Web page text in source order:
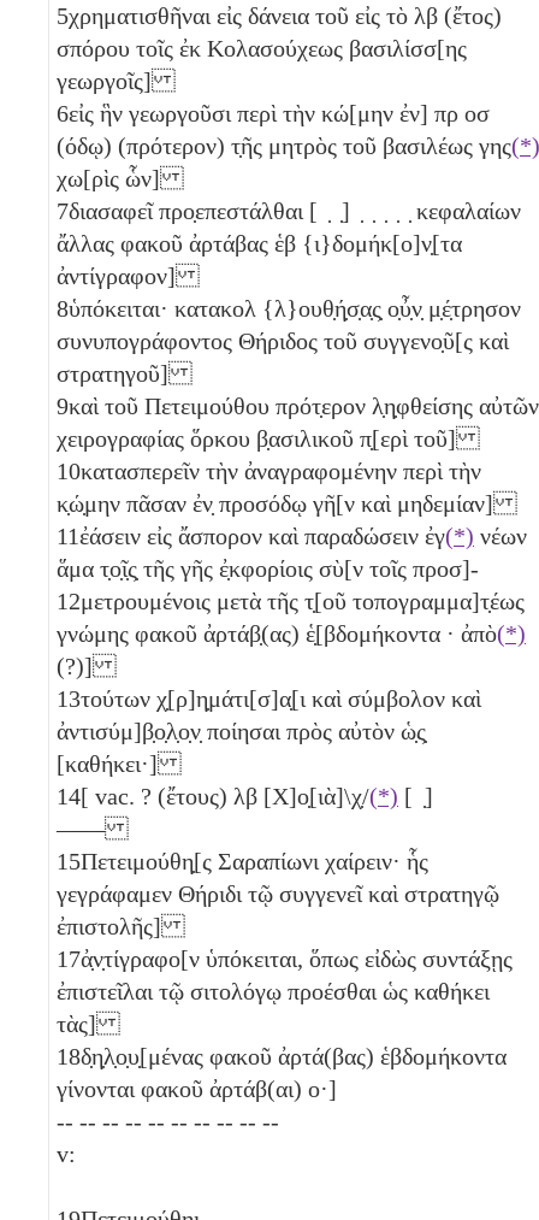
5χρηματισθῆναι εἰς δάνεια τοῦ εἰς τὸ λβ (ἔτος)
σπόρου τοῖς ἐκ Κολασούχεως βασιλίσσ[ης
γεωργοῖς]
6εἰς ἣν γεωργοῦσι περὶ τὴν κώ[μην ἐν] πρ οσ
(όδῳ) (πρότερον) τ̣ῆς μητρὸς τοῦ βασιλέως γης(*)
χω[ρὶς ὧν]
7διασαφεῖ προ̣επεστάλθαι [ ̣ ̣] ̣ ̣ ̣ ̣ ̣ κεφαλαίων
ἄλλας φακοῦ ἀρτάβας ἑβ {ι}δομήκ[ο]ν̣[τα
ἀντίγραφον]
8ὑπόκειται· κατακολ {λ}ουθ̣ή̣σ̣α̣ς̣ ο̣ὖ̣ν̣ μ̣έ̣τρησον
συνυπογράφοντος Θήριδος τοῦ συγγενο̣ῦ[ς καὶ
στρατηγοῦ]
9καὶ τοῦ Πετειμούθου πρότ̣ερον λ̣η̣φθείσης αὐτῶν
χειρογραφίας ὅρκου β̣ασιλικοῦ π̣[ερὶ τοῦ]
10κατασπερεῖν τὴν ἀναγραφομένην περὶ τὴν
κ̣ώ̣μην πᾶσαν ἐν̣ προσόδῳ γῆ[ν καὶ μηδεμίαν]
11ἐάσειν εἰς ἄσπορον καὶ παραδώσειν ἐγ(*) νέων
ἅμα τ̣ο̣ῖ̣ς̣ τῆς γῆς ἐ̣κφορίοις σὺ[ν τοῖς προσ]-
12μετρουμένοις μετὰ τῆς τ̣[οῦ τοπογραμμα]τ̣έως
γνώμης φακοῦ ἀρτάβ̣(ας) ἑ̣[βδομήκοντα · ἀπὸ(*)
(?)]
13τούτων χ̣[ρ]η̣μάτι[σ]α̣[ι καὶ σύμβολον καὶ
ἀντισύμ]β̣ο̣λ̣ο̣ν̣ ποίησαι πρὸς αὐτὸν ὡ̣ς̣
[καθήκει·]
14[ vac. ? (ἔτους) λβ [Χ]ο̣[ιὰ]\χ̣/(*) [ ̣]
——
15Πετειμούθη̣[ς Σαραπίωνι χαίρειν· ἧς
γεγράφαμεν Θήριδι τῷ συγγενεῖ καὶ στρατηγῷ
ἐπιστολῆς]
17ἀ̣ν̣τίγραφο[ν ὑπόκειται, ὅπως εἰδὼς συντάξῃς
ἐπιστεῖλαι τῷ σιτολόγῳ προέσθαι ὡς καθήκει
τὰς]
18δ̣η̣λ̣ο̣υ̣[μένας φακοῦ ἀρτά(βας) ἑβδομήκοντα
γίνονται φακοῦ ἀρτάβ(αι) ο·]
-- -- -- -- -- -- -- -- -- --
v: